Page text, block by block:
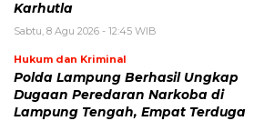
Karhutla
Sabtu, 8 Agu 2026 - 12:45 WIB
Hukum dan Kriminal
Polda Lampung Berhasil Ungkap
Dugaan Peredaran Narkoba di
Lampung Tengah, Empat Terduga